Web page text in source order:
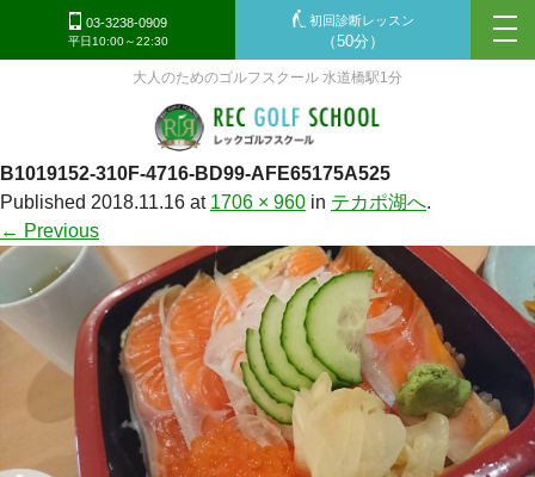
大人のためのゴルフスクール 水道橋駅1分
03-3238-0909
平日10:00～22:30
初回診断レッスン
（50分）
B1019152-310F-4716-BD99-AFE65175A525
Published 2018.11.16 at 1706 × 960 in テカポ湖へ.
← Previous